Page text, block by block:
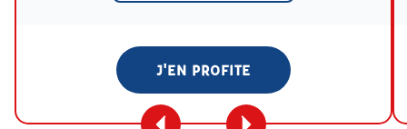
J'EN PROFITE